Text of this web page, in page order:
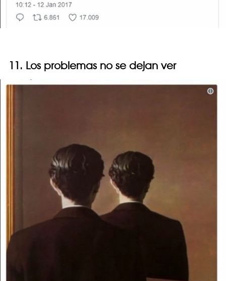
11. Los problemas no se dejan ver